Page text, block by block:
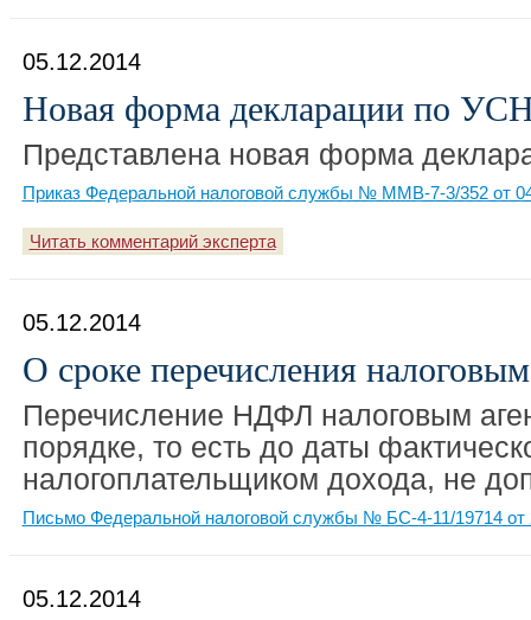
05.12.2014
Новая форма декларации по
Представлена новая форма
Приказ Федеральной налоговой службы № ММВ-7-3/352 от
Читать комментарий эксперта
05.12.2014
О сроке перечисления
Перечисление НДФЛ налоговым
порядке, то есть до даты
налогоплательщиком дохода, не
Письмо Федеральной налоговой службы № БС-4-11/19714 от
05.12.2014